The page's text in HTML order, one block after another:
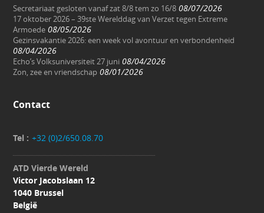
Secretariaat gesloten vanaf zat 8/8 tem zo 16/8 08/07/2026
17 oktober 2026 – 39ste Werelddag van Verzet tegen Extreme
Armoede 08/05/2026
Gezinsvakantie 2026: een week vol avontuur en verbondenheid
08/04/2026
Echo’s Volksuniversiteit 27 juni 08/04/2026
Zon, zee en vriendschap 08/01/2026
Contact
Tel : +32 (0)2/650.08.70
ATD Vierde Wereld
Victor Jacobslaan 12
1040 Brussel
België